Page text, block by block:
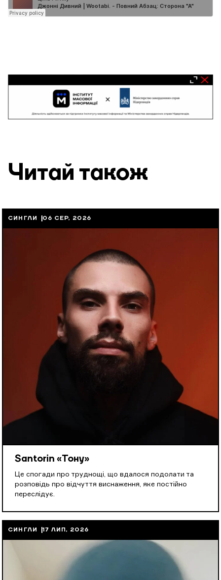
Читай також
СИНГЛИ 06 СЕР, 2026
Santorin «Тону»
Це спогади про труднощі, що вдалося подолати та
розповідь про відчуття виснаження, яке постійно
переслідує.
СИНГЛИ 17 ЛИП, 2026